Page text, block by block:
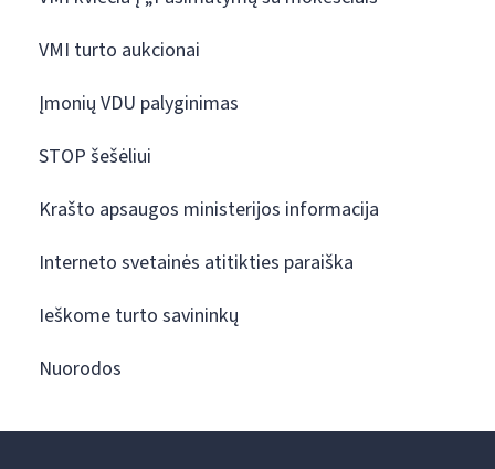
VMI turto aukcionai
Įmonių VDU palyginimas
STOP šešėliui
Krašto apsaugos ministerijos informacija
Interneto svetainės atitikties paraiška
Ieškome turto savininkų
Nuorodos